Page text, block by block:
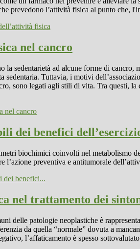
prevedono l’attività fisica al punto che,
fisica
nel cancro
la sedentarietà ad alcune forme di
sedentaria. Tuttavia, i motivi
sono legati agli stili di vita. Tra questi,
nel cancro
dei benefici
biochimici coinvolti nel metabolismo
l’azione preventiva e antitumorale
dei benefici...
nel trattamento dei
delle patologie neoplastiche è
da quella “normale” dovuta a
l’affaticamento è spesso